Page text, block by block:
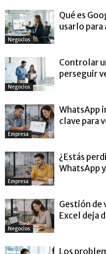
Negocios
Qué es
usarlo
Negocios
Controlar
perseguir
Empresa
WhatsApp
clave para
Empresa
¿Estás
WhatsApp
Negocios
Gestión de
Excel deja
Los